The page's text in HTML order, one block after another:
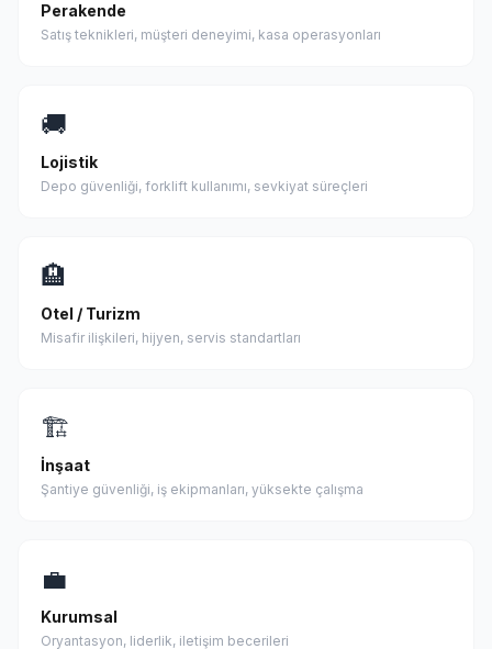
Perakende
Satış teknikleri, müşteri deneyimi, kasa operasyonları
🚚
Lojistik
Depo güvenliği, forklift kullanımı, sevkiyat süreçleri
🏨
Otel / Turizm
Misafir ilişkileri, hijyen, servis standartları
🏗
İnşaat
Şantiye güvenliği, iş ekipmanları, yüksekte çalışma
💼
Kurumsal
Oryantasyon, liderlik, iletişim becerileri